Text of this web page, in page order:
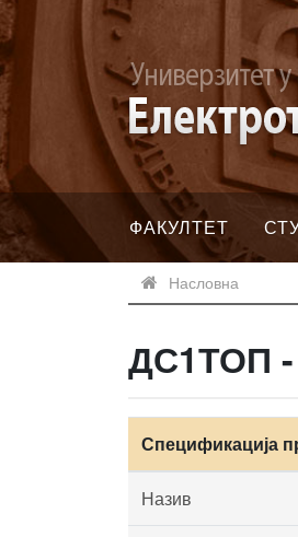
ФАКУЛТЕТ
Насловна
ДС1ТОП -
Спецификација
Назив